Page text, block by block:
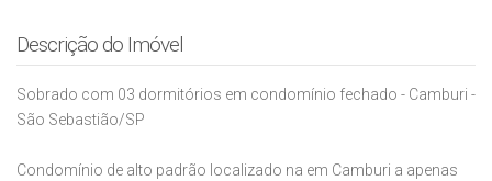
Descrição do Imóvel
Sobrado com 03 dormitórios em condomínio fechado - Camburi -
São Sebastião/SP
Condomínio de alto padrão localizado na em Camburi a apenas